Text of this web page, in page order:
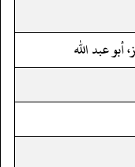
أبو عبد الله